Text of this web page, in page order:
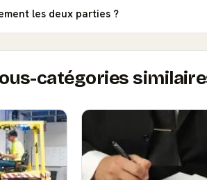
les deux parties ?
catégories